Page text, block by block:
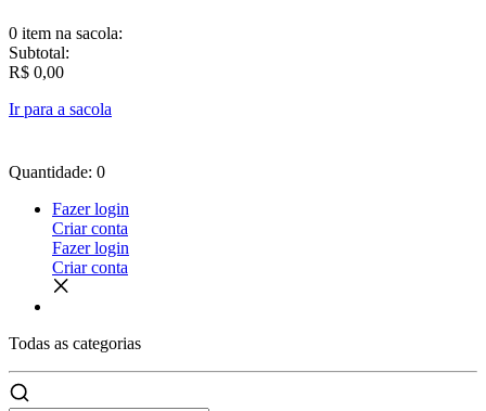
0 item na sacola:
Subtotal:
R$ 0,00
Ir para a sacola
Quantidade: 0
Fazer login
Criar conta
Fazer login
Criar conta
Todas as categorias